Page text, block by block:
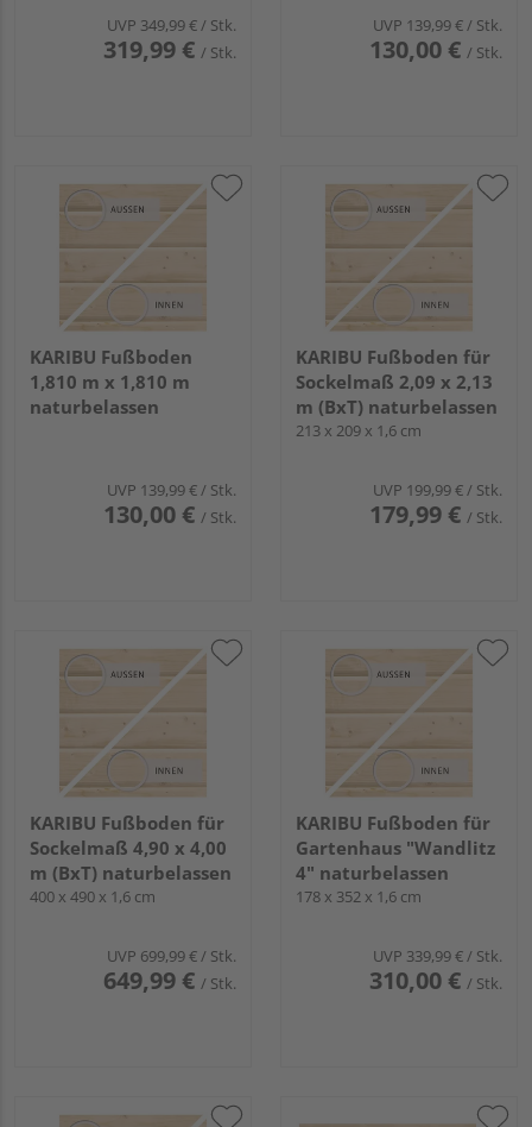
UVP 349,99 €/ Stk.
319,99 € / Stk.
UVP 139,99 €/ Stk.
130,00 € / Stk.
KARIBU Fußboden
1,810 m x 1,810 m
naturbelassen
UVP 139,99 €/ Stk.
130,00 € / Stk.
KARIBU Fußboden für
Sockelmaß 2,09 x 2,13
m (BxT) naturbelassen
213 x 209 x 1,6 cm
UVP 199,99 €/ Stk.
179,99 € / Stk.
KARIBU Fußboden für
Sockelmaß 4,90 x 4,00
m (BxT) naturbelassen
400 x 490 x 1,6 cm
UVP 699,99 € / Stk.
649,99 € / Stk.
KARIBU Fußboden für
Gartenhaus "Wandlitz
4" naturbelassen
178 x 352 x 1,6 cm
UVP 339,99 € / Stk.
310,00 € / Stk.